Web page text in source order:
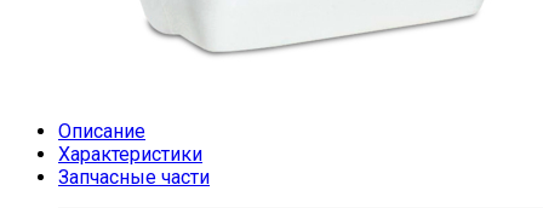
Описание
Характеристики
Запчасные части